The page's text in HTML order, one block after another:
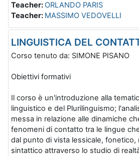
Teacher: ORLANDO PARIS
Teacher: MASSIMO VEDOVELLI
LINGUISTICA DEL
Corso tenuto da: SIMONE PISANO
Obiettivi formativi
Il corso è un'introduzione alla
linguistico e del Plurilinguismo;
messa in relazione alle dinamiche
fenomeni di contatto tra le lingue
dal punto di vista lessicale, fonetico,
sintattico attraverso lo studio di